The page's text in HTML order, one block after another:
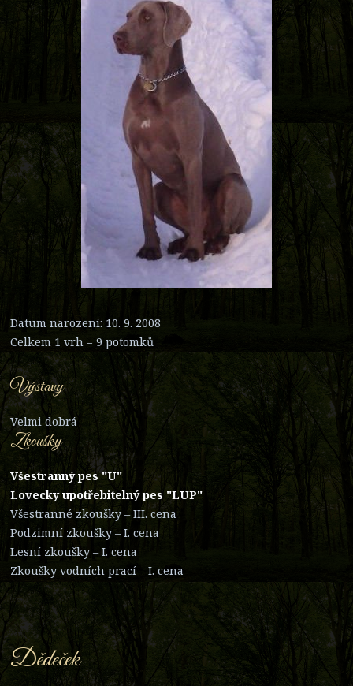
Datum narození: 10. 9. 2008
Celkem 1 vrh = 9 potomků
Výstavy
Velmi dobrá
Zkoušky
Všestranný pes "U"
Lovecky upotřebitelný pes "LUP"
Všestranné zkoušky – III. cena
Podzimní zkoušky – I. cena
Lesní zkoušky – I. cena
Zkoušky vodních prací – I. cena
Dědeček